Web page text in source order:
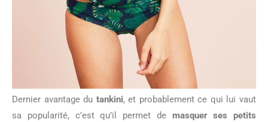
Dernier avantage du tankini, et probablement ce qui lui vaut
sa popularité, c’est qu’il permet de masquer ses petits